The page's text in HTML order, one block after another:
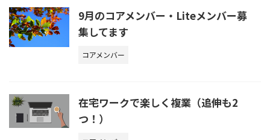
9月のコアメンバー・Liteメンバー募
集してます
コアメンバー
在宅ワークで楽しく複業（追伸も2
つ！）